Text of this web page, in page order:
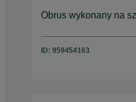
Obrus wykonany na
ID: 959454163